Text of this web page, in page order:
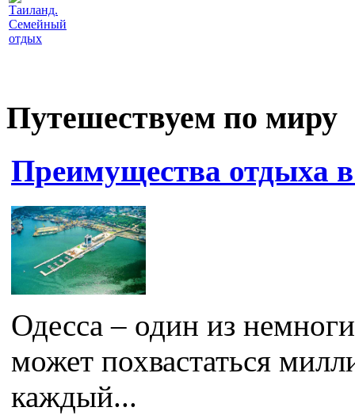
Таиланд.
Семейный
отдых
Путешествуем по миру
Преимущества отдыха в
Одесса – один из
может похвастаться
каждый...